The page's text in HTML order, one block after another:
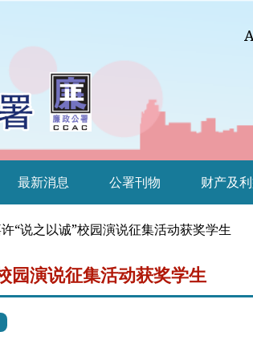
A
最新消息 公署刊物 财产及
“说之以诚”校园演说征集活动获奖学生
园演说征集活动获奖学生